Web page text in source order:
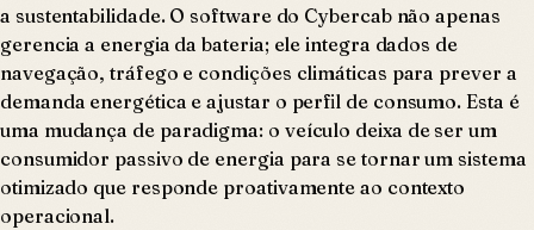
a sustentabilidade. O software do Cybercab não apenas
gerencia a energia da bateria; ele integra dados de
navegação, tráfego e condições climáticas para prever a
demanda energética e ajustar o perfil de consumo. Esta é
uma mudança de paradigma: o veículo deixa de ser um
consumidor passivo de energia para se tornar um sistema
otimizado que responde proativamente ao contexto
operacional.